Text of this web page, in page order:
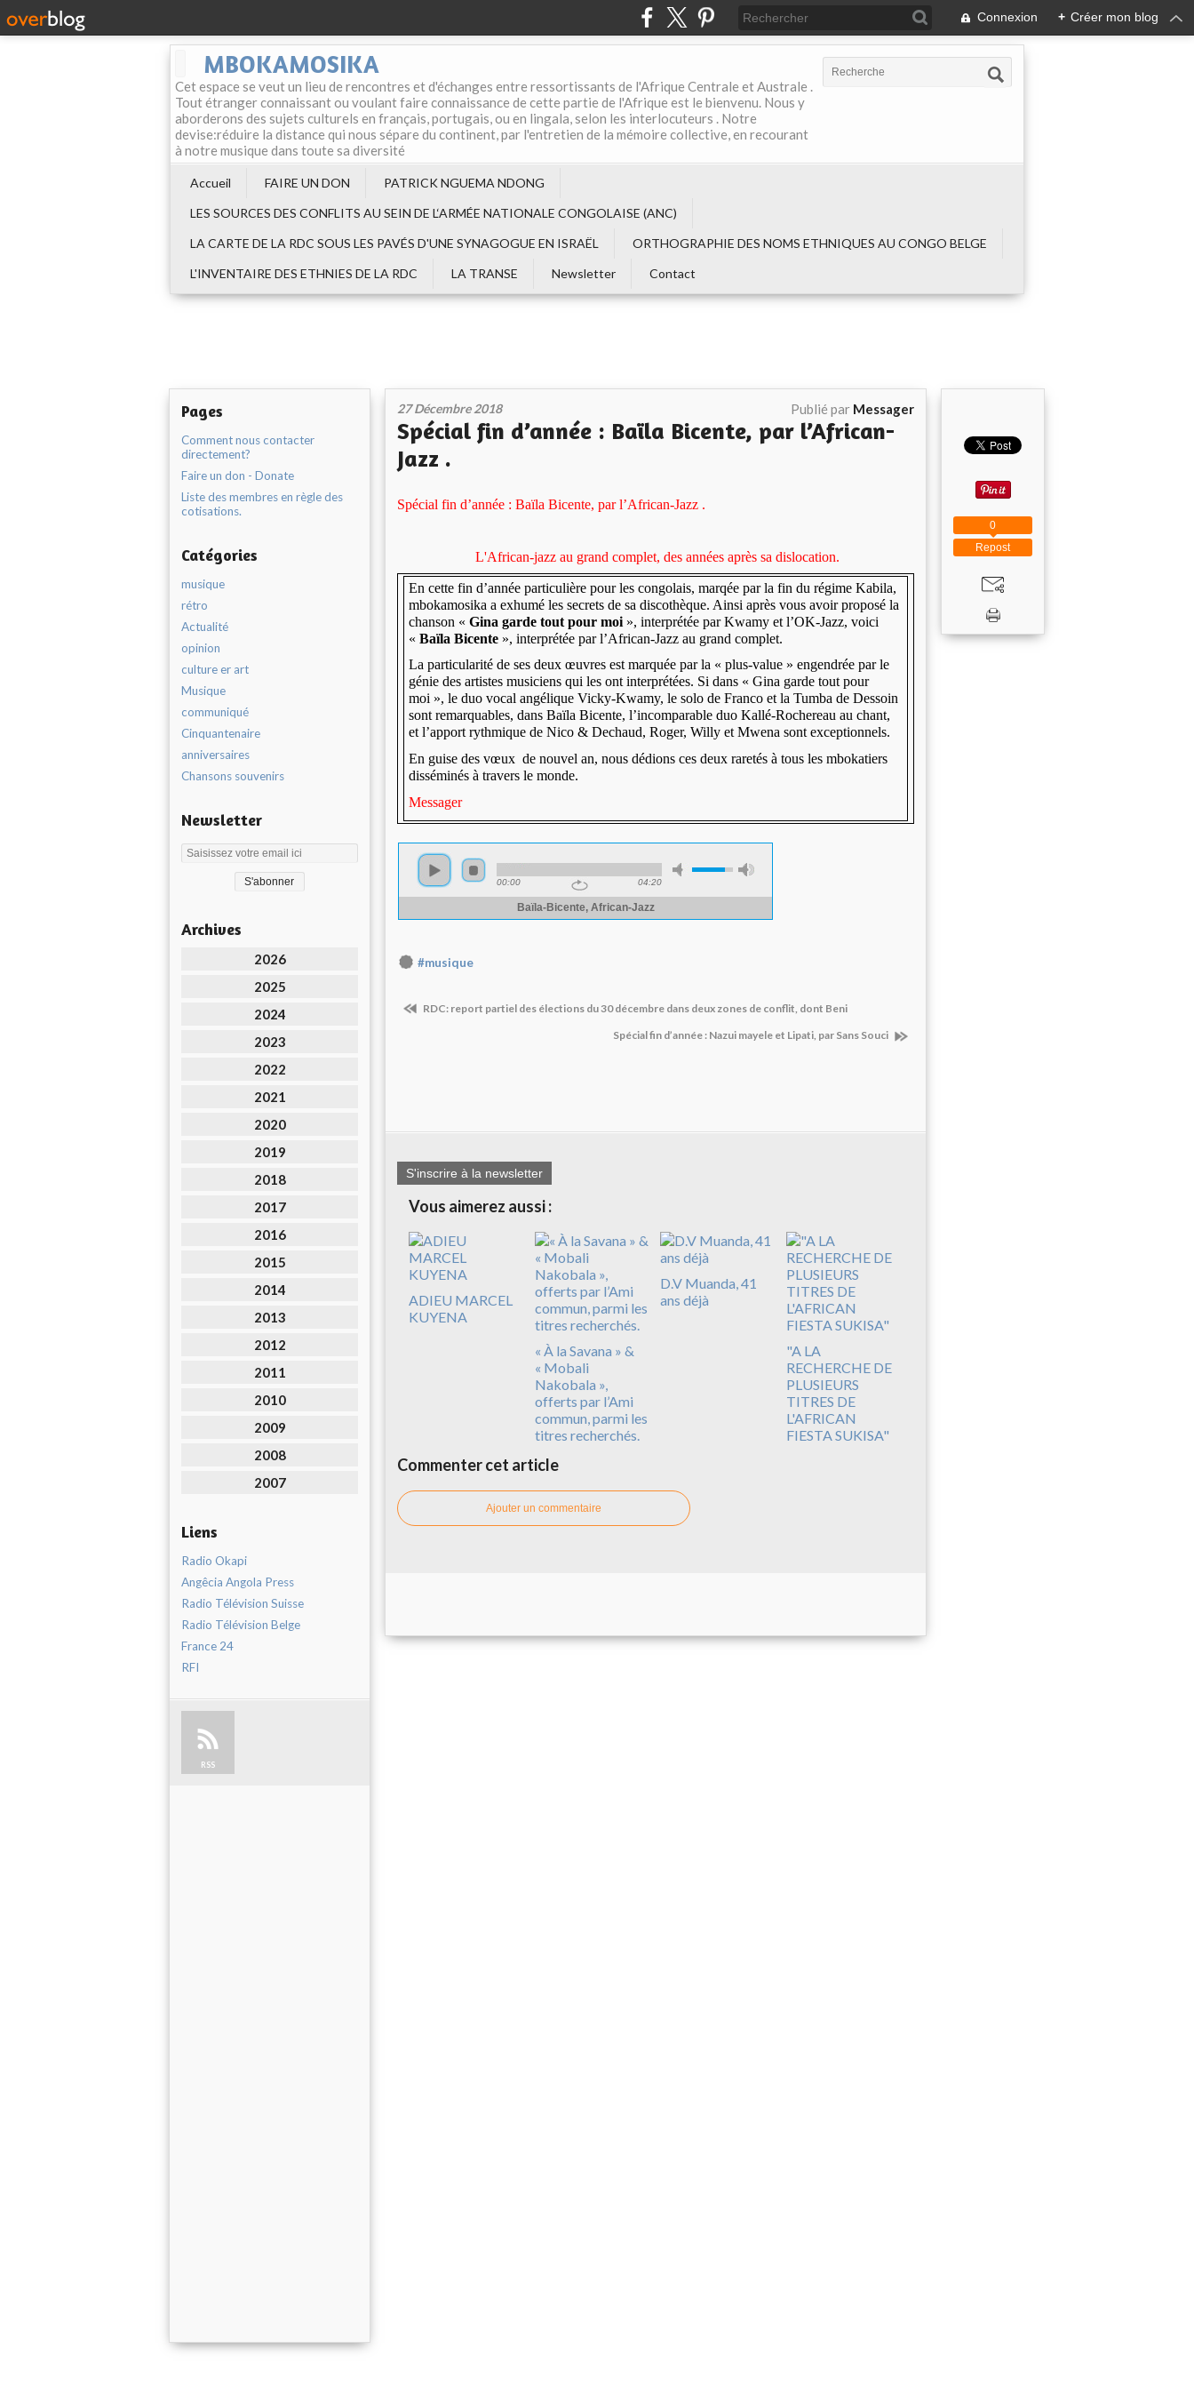
Connexion + Créer mon blog
MBOKAMOSIKA
Cet espace se veut un lieu de rencontres et d'échanges entre ressortissants de l'Afrique Centrale et Australe .
Tout étranger connaissant ou voulant faire connaissance de cette partie de l'Afrique est le bienvenu. Nous y
aborderons des sujets culturels en français, portugais, ou en lingala, selon les interlocuteurs . Notre
devise:réduire la distance qui nous sépare du continent, par l'entretien de la mémoire collective, en recourant
à notre musique dans toute sa diversité
Accueil FAIRE UN DON
PATRICK NGUEMA NDONG
LES SOURCES DES CONFLITS AU SEIN DE L‘ARMÉE NATIONALE CONGOLAISE (ANC)
LA CARTE DE LA RDC SOUS LES PAVÉS D'UNE SYNAGOGUE EN ISRAËL
ORTHOGRAPHIE DES NOMS ETHNIQUES AU CONGO BELGE
L'INVENTAIRE DES ETHNIES DE LA RDC
LA TRANSE Newsletter Contact
Pages
Comment nous contacter
directement?
Faire un don - Donate
Liste des membres en règle des
cotisations.
Catégories
musique
rétro
Actualité
opinion
culture er art
Musique
communiqué
Cinquantenaire
anniversaires
Chansons souvenirs
Newsletter
Archives
2026
2025
2024
2023
2022
2021
2020
2019
2018
2017
2016
2015
2014
2013
2012
2011
2010
2009
2008
2007
Liens
Radio Okapi
Angêcia Angola Press
Radio Télévision Suisse
Radio Télévision Belge
France 24
RFI
RSS
27 Décembre 2018 Publié par Messager
Spécial fin d’année : Baïla Bicente, par l’African-
Jazz .
Spécial fin d’année : Baïla Bicente, par l’African-Jazz .
L'African-jazz au grand complet, des années après sa dislocation.
En cette fin d’année particulière pour les congolais, marqée par la fin du régime Kabila,
mbokamosika a exhumé les secrets de sa discothèque. Ainsi après vous avoir proposé la
chanson «Gina garde tout pour moi », interprétée par Kwamy et l’OK-Jazz, voici
«Baïla Bicente », interprétée par l’African-Jazz au grand complet.
La particularité de ses deux œuvres est marquée par la « plus-value » engendrée par le
génie des artistes musiciens qui les ont interprétées. Si dans « Gina garde tout pour
moi », le duo vocal angélique Vicky-Kwamy, le solo de Franco et la Tumba de Dessoin
sont remarquables, dans Baïla Bicente, l’incomparable duo Kallé-Rochereau au chant,
et l’apport rythmique de Nico & Dechaud, Roger, Willy et Mwena sont exceptionnels.
En guise des vœux de nouvel an, nous dédions ces deux raretés à tous les mbokatiers
disséminés à travers le monde.
Messager
#musique
RDC: report partiel des élections du 30 décembre dans deux zones de conflit, dont Beni
Spécial fin d’année : Nazui mayele et Lipati, par Sans Souci
S'inscrire à la newsletter
Vous aimerez aussi :
ADIEU MARCEL
KUYENA
« À la Savana » &
« Mobali
Nakobala »,
offerts par l’Ami
commun, parmi les
titres recherchés.
D.V Muanda, 41
ans déjà
"A LA
RECHERCHE DE
PLUSIEURS
TITRES DE
L'AFRICAN
FIESTA SUKISA"
Commenter cet article
Ajouter un commentaire
Repost
0